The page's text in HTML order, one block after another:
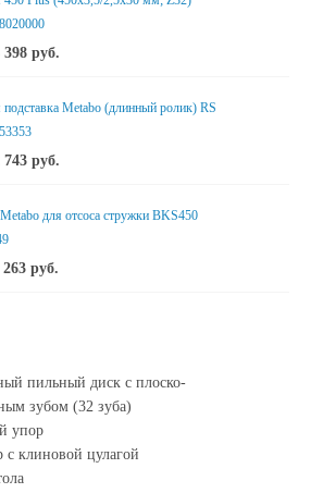
398 руб.
подставка Metabo (длинный ролик) RS
743 руб.
для отсоса стружки BKS450
263 руб.
пильный диск с плоско-
зубом (32 зуба)
упор
с клиновой цулагой